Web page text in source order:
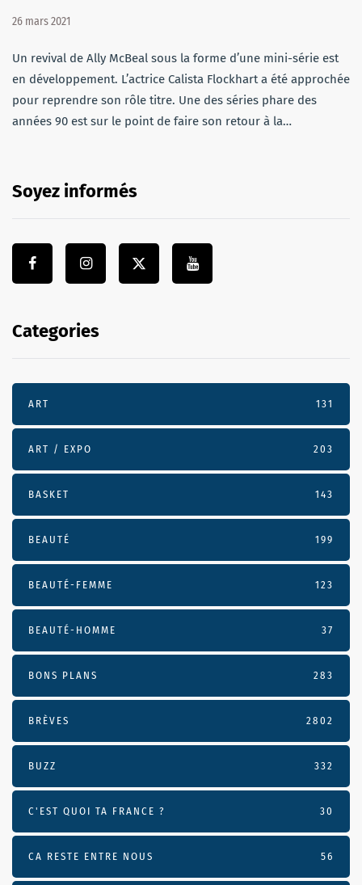
26 mars 2021
Un revival de Ally McBeal sous la forme d’une mini-série est
en développement. L’actrice Calista Flockhart a été approchée
pour reprendre son rôle titre. Une des séries phare des
années 90 est sur le point de faire son retour à la…
Soyez informés
Categories
ART 131
ART / EXPO 203
BASKET 143
BEAUTÉ 199
BEAUTÉ-FEMME 123
BEAUTÉ-HOMME 37
BONS PLANS 283
BRÈVES 2802
BUZZ 332
C'EST QUOI TA FRANCE ? 30
CA RESTE ENTRE NOUS 56